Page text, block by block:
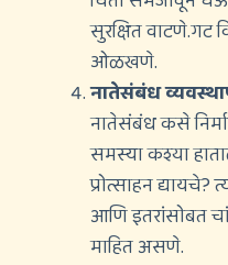
सुरक्षित वाटणे.गट
ओळखणे.
नातेसंबंध
नातेसंबंध कसे
समस्या कश्या
प्रोत्साहन द्यायचे?
आणि इतरांसोबत
माहित असणे.